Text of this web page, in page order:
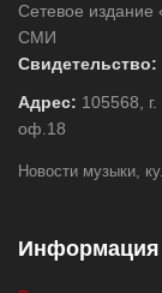
Сетевое издание
СМИ
Свидетельство:
Адрес: 105568,
оф.18
Новости музыки,
Информация